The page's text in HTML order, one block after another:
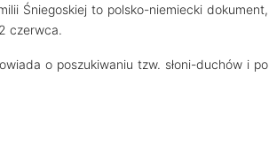
Śniegoskiej to polsko-niemiecki dokument,
czerwca.
o poszukiwaniu tzw. słoni-duchów i po